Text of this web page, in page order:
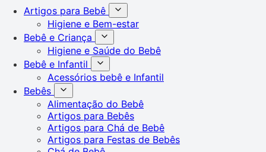
Artigos para Bebê
Higiene e Bem-estar
Bebê e Criança
Higiene e Saúde do Bebê
Bebê e Infantil
Acessórios bebê e Infantil
Bebês
Alimentação do Bebê
Artigos para Bebês
Artigos para Chá de Bebê
Artigos para Festas de Bebês